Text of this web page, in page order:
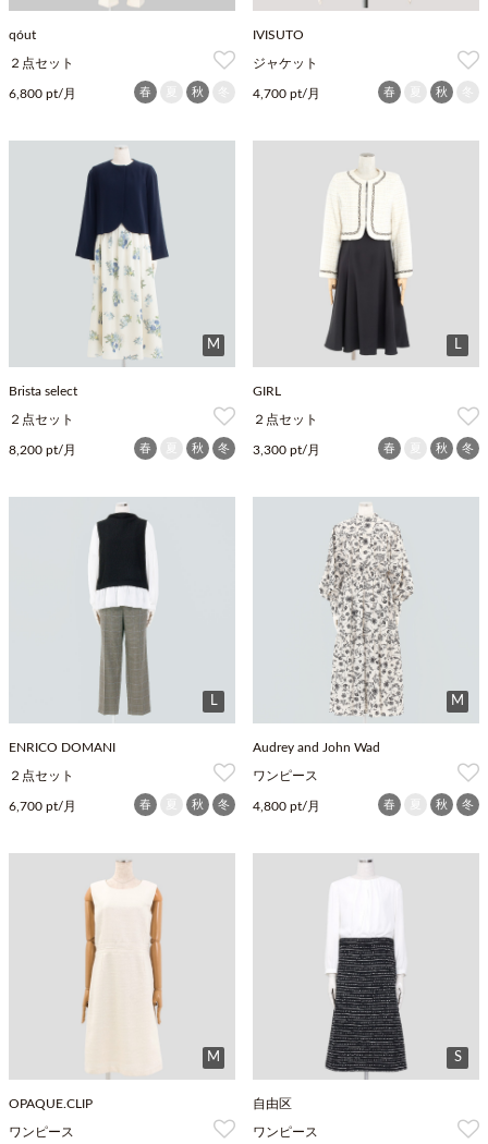
qóut
２点セット
6,800 pt/月 春 秋
IVISUTO
ジャケット
4,700 pt/月 春 秋
M
Brista select
２点セット
8,200 pt/月 春 秋 冬
L
GIRL
２点セット
3,300 pt/月 春 秋 冬
L
ENRICO DOMANI
２点セット
6,700 pt/月 春 秋 冬
M
Audrey and John Wad
ワンピース
4,800 pt/月 春 秋 冬
M
OPAQUE.CLIP
ワンピース
S
自由区
ワンピース